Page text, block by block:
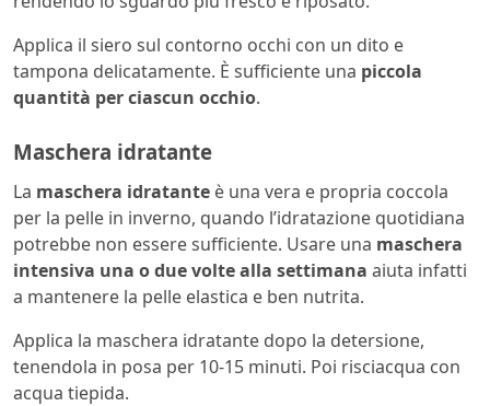
Applica il siero sul contorno occhi con un dito e
tampona delicatamente. È sufficiente una piccola
quantità per ciascun occhio.
Maschera idratante
La maschera idratante è una vera e propria coccola
per la pelle in inverno, quando l’idratazione quotidiana
potrebbe non essere sufficiente. Usare una maschera
intensiva una o due volte alla settimana aiuta infatti
a mantenere la pelle elastica e ben nutrita.
Applica la maschera idratante dopo la detersione,
tenendola in posa per 10-15 minuti. Poi risciacqua con
acqua tiepida.